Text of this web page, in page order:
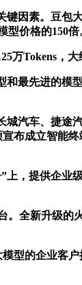
素。豆包
价格的150倍
Tokens，大
先进的模
车、捷途
布成立智能
提供企业
新升级的
的企业客户